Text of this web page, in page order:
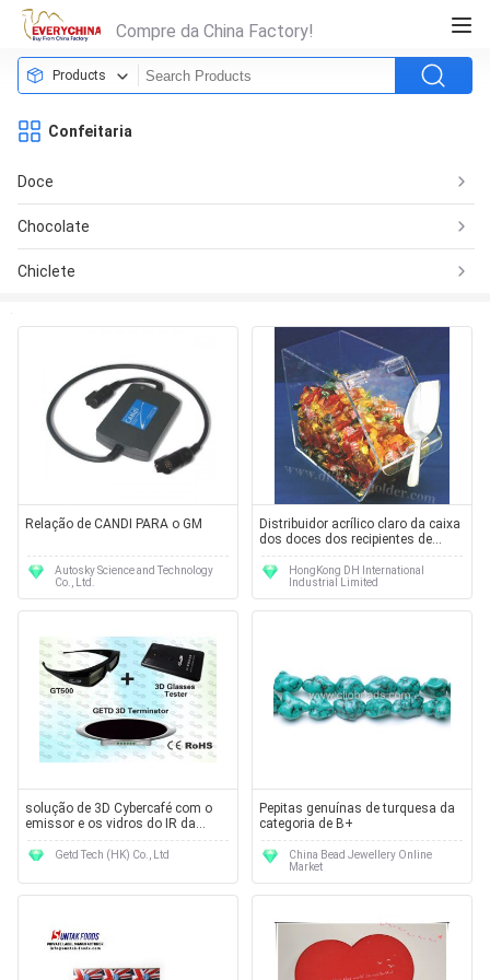
Compre da China Factory!
Products
Confeitaria
Doce
Chocolate
Chiclete
Relação de CANDI PARA o GM
Autosky Science and Technology
Co., Ltd.
Distribuidor acrílico claro da caixa
dos doces dos recipientes de
alimento
HongKong DH International
Industrial Limited
solução de 3D Cybercafé com o
emissor e os vidros do IR da
visão 3D
Getd Tech (HK) Co., Ltd
Pepitas genuínas de turquesa da
categoria de B+
China Bead Jewellery Online
Market